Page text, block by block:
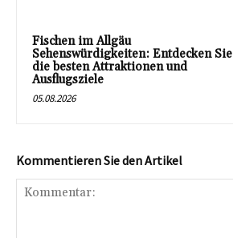
Fischen im Allgäu
Sehenswürdigkeiten: Entdecken Sie
die besten Attraktionen und
Ausflugsziele
05.08.2026
Kommentieren Sie den Artikel